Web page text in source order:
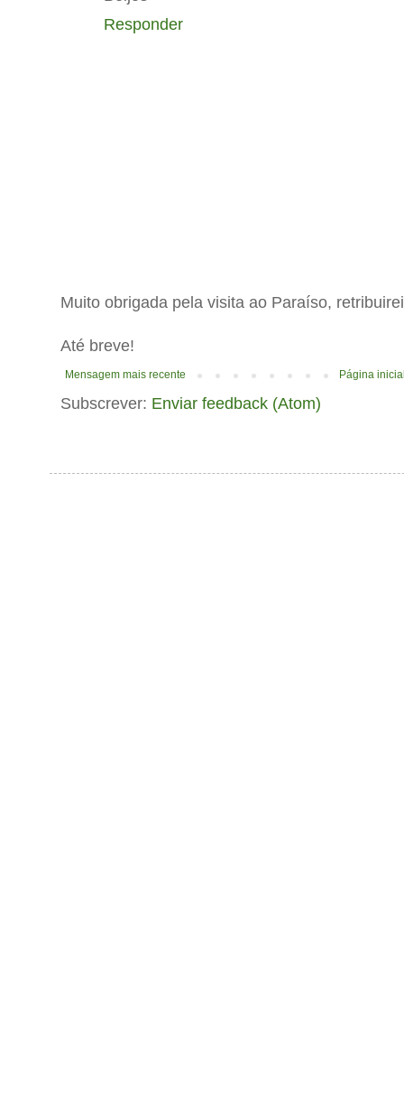
Responder
Muito obrigada pela visita ao Paraíso,
Até breve!
Mensagem mais recente Página
Subscrever: Enviar feedback (Atom)